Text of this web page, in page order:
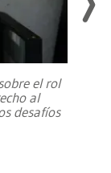
el rol
al
desafíos